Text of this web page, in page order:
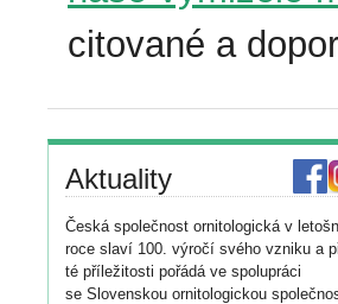
citované a
Aktuality
Česká společnost ornitologická v
roce slaví 100. výročí svého vzniku a
té příležitosti pořádá ve spolupráci
se Slovenskou ornitologickou